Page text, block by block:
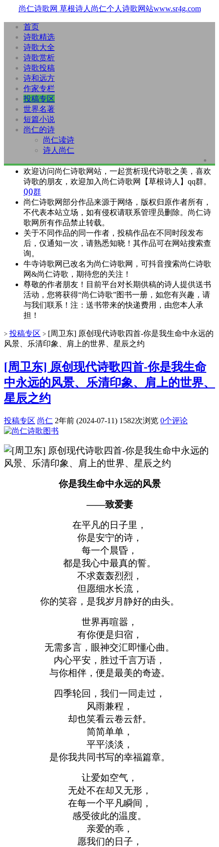
尚仁诗歌网 草根诗人尚仁个人诗歌网站www.sr4g.com
首页
诗歌精选
诗歌大全
诗歌赏析
诗歌投稿
诗和远方
作家专栏
投稿专区
世界名著
短篇小说
尚仁的诗
尚仁读诗
诗人尚仁
欢迎访问尚仁诗歌网站，一起赏析现代诗歌之美，喜欢
诗歌的朋友，欢迎加入尚仁诗歌网【草根诗人】qq群。
QQ群
尚仁诗歌网部分作品来源于网络，版权归原作者所有，
不代表本站立场，如有侵权请联系管理员删除。尚仁诗
歌网所有作品禁止转载。
关于不同作品的同一作者，投稿作品在不同时段发布
后，仅通知一次，请熟悉知晓！其作品可在网站搜索查
询。
牛寺诗歌网已改名为尚仁诗歌网，可抖音搜索尚仁诗歌
网&尚仁诗歌，期待您的关注！
尊敬的作者朋友！目前平台对长期供稿的诗人提供送书
活动，您将获得“尚仁诗歌”图书一册，如您有兴趣，请
与我们联系！注：送书带来的快递费用，由您本人承
担！
> 投稿专区 > [周卫东] 原创现代诗歌四首-你是我生命中永远的
风景、乐清印象、肩上的世界、星辰之约
[周卫东] 原创现代诗歌四首-你是我生命
中永远的风景、乐清印象、肩上的世界、
星辰之约
投稿专区 尚仁 2年前 (2024-07-11) 1582次浏览 0个评论
你是我生命中永远的风景
——致爱妻
在平凡的日子里，
你是安宁的诗，
每一个晨昏，
都是我心中最真的誓。
不求轰轰烈烈，
但愿细水长流，
你的笑容，是我岁月静好的由头。
世界再喧嚣，
有你便是归宿，
无需多言，眼神交汇即懂心曲。
内心平安，胜过千言万语，
与你相伴，便是最美的奇迹。
四季轮回，我们一同走过，
风雨兼程，
却也笑看云卷云舒。
简简单单，
平平淡淡，
是你我共同书写的幸福篇章。
让爱如空气，
无处不在却又无形，
在每一个平凡瞬间，
感受彼此的温度。
亲爱的乖，
愿我们的日子，